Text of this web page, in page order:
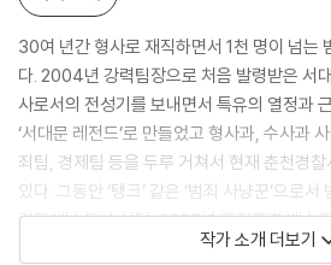
30여 년간 형사로 재직하면서 1천 명이 넘는
다. 2004년 강력팀장으로 처음 발령받은 서
사로서의 전성기를 보내면서 특유의 열정과
‘서대문 레전드’로 만들었고 형사과, 수사과
죄팀, 경제팀 등을 두루 거쳐서 현재 춘천경
있다. 그동안 ‘탱크’ 같은 ‘범죄 사냥꾼’으로
강도 베스트 수사팀, 2008년 조직폭력 베스
야 우수 수사팀, 2017년 사이버 분야 최우수
작가 소개 더보기